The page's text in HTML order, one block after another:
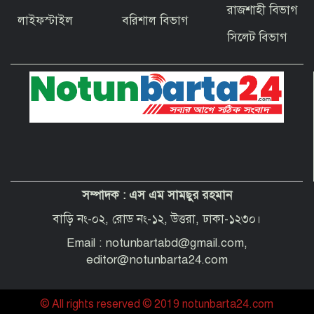
বাগেরহাটের ফকিরহাটে শেষ মুহূর্তে ব্যস্ত সময়
পার করছেন কামারশিল্পীরা
দেশবাসীকে প্রধানমন্ত্রীর ঈদুল আজহার
শুভেচ্ছা
“অপরাধী যেই হোক, তার কোনো ছাড় নয়”—
বাগেরহাটের নবাগত পুলিশ সুপার
লাইফস্টাইল
বরিশাল বিভাগ
রাজশাহী বিভাগ
সিলেট বিভাগ
সম্পাদক : এস এম সামছুর রহমান
বাড়ি নং-০২, রোড নং-১২, উত্তরা, ঢাকা-১২৩০।
Email : notunbartabd@gmail.com,
editor@notunbarta24.com
© All rights reserved © 2019 notunbarta24.com